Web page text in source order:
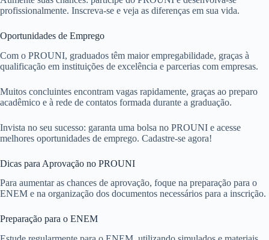
profissionalmente. Inscreva-se e veja as diferenças em sua vida.
Oportunidades de Emprego
Com o PROUNI, graduados têm maior empregabilidade, graças à
qualificação em instituições de excelência e parcerias com empresas.
Muitos concluintes encontram vagas rapidamente, graças ao preparo
acadêmico e à rede de contatos formada durante a graduação.
Invista no seu sucesso: garanta uma bolsa no PROUNI e acesse
melhores oportunidades de emprego. Cadastre-se agora!
Dicas para Aprovação no PROUNI
Para aumentar as chances de aprovação, foque na preparação para o
ENEM e na organização dos documentos necessários para a inscrição.
Preparação para o ENEM